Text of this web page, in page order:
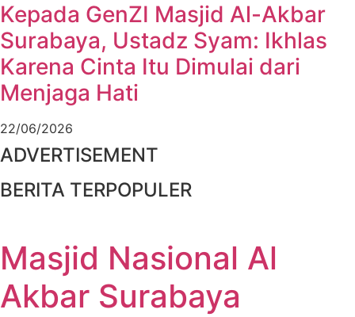
Kepada GenZI Masjid Al-Akbar
Surabaya, Ustadz Syam: Ikhlas
Karena Cinta Itu Dimulai dari
Menjaga Hati
22/06/2026
ADVERTISEMENT
BERITA TERPOPULER
Masjid Nasional Al
Akbar Surabaya